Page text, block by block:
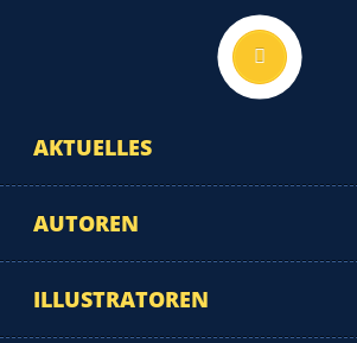
AKTUELLES
AUTOREN
ILLUSTRATOREN